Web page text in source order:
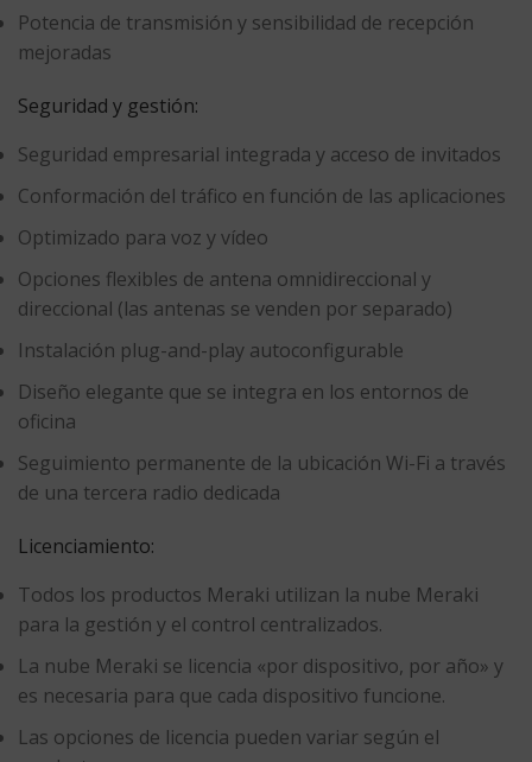
Potencia de transmisión y sensibilidad de recepción
mejoradas
Seguridad y gestión:
Seguridad empresarial integrada y acceso de invitados
Conformación del tráfico en función de las aplicaciones
Optimizado para voz y vídeo
Opciones flexibles de antena omnidireccional y
direccional (las antenas se venden por separado)
Instalación plug-and-play autoconfigurable
Diseño elegante que se integra en los entornos de
oficina
Seguimiento permanente de la ubicación Wi-Fi a través
de una tercera radio dedicada
Licenciamiento:
Todos los productos Meraki utilizan la nube Meraki
para la gestión y el control centralizados.
La nube Meraki se licencia «por dispositivo, por año» y
es necesaria para que cada dispositivo funcione.
Las opciones de licencia pueden variar según el